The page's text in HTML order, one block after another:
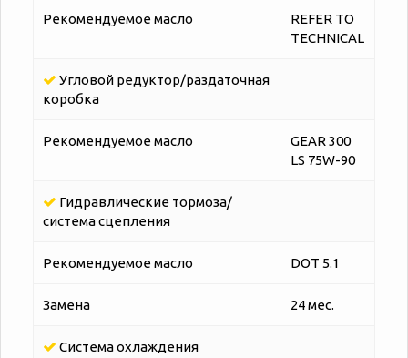
Рекомендуемое масло
REFER TO
TECHNICAL
Угловой редуктор/раздаточная
коробка
Рекомендуемое масло
GEAR 300
LS 75W-90
Гидравлические тормоза/
система сцепления
Рекомендуемое масло DOT 5.1
Замена 24 мес.
Система охлаждения